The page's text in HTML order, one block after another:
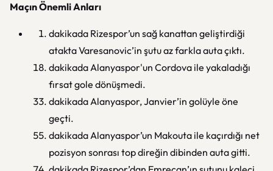
Maçın Önemli Anları
dakikada Rizespor’un sağ kanattan geliştirdiği
atakta Varesanovic’in şutu az farkla auta çıktı.
dakikada Alanyaspor'un Cordova ile yakaladığı
fırsat gole dönüşmedi.
dakikada Alanyaspor, Janvier’in golüyle öne
geçti.
dakikada Alanyaspor’un Makouta ile kaçırdığı net
pozisyon sonrası top direğin dibinden auta gitti.